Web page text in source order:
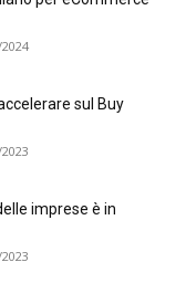
sul Buy
imprese è in